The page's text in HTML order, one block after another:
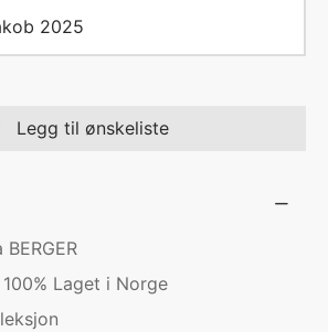
Legg til ønskeliste
Laget i Norge